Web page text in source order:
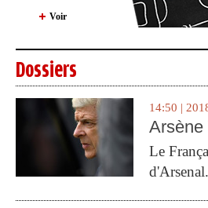
Voir
Dossiers
14:50 |
Arsène
Le